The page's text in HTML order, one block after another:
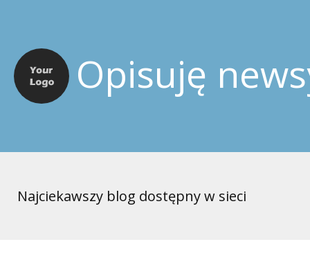
Opisuję
Najciekawszy blog dostępny w sieci